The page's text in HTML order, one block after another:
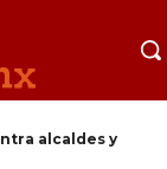
alcaldes y